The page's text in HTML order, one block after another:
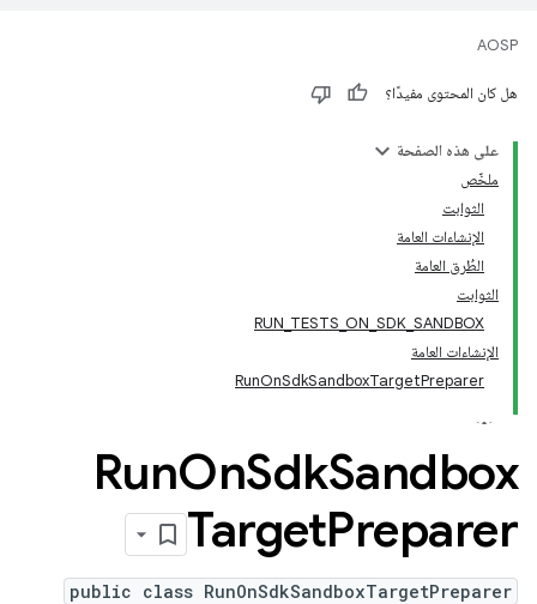
AOSP
هل كان المحتوى مفيدًا؟
على هذه الصفحة
ملخّص
الثوابت
الإنشاءات العامة
الطُرق العامة
الثوابت
RUN_TESTS_ON_SDK_SANDBOX
الإنشاءات العامة
RunOnSdkSandboxTargetPreparer
RunOnSdkSandbox
TargetPreparer
public class RunOnSdkSandboxTargetPreparer